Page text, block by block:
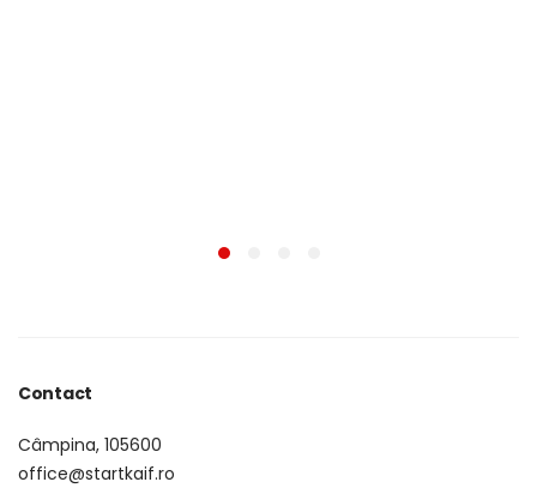
Contact
Câmpina, 105600
office@startkaif.ro